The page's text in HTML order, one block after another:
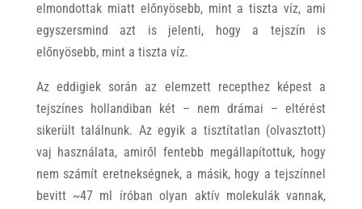
elmondottak miatt előnyösebb, mint a tiszta víz, ami
egyszersmind azt is jelenti, hogy a tejszín is
előnyösebb, mint a tiszta víz.
Az eddigiek során az elemzett recepthez képest a
tejszínes hollandiban két – nem drámai – eltérést
sikerült találnunk. Az egyik a tisztítatlan (olvasztott)
vaj használata, amiről fentebb megállapítottuk, hogy
nem számít eretnekségnek, a másik, hogy a tejszínnel
bevitt ~47 ml íróban olyan aktív molekulák vannak,